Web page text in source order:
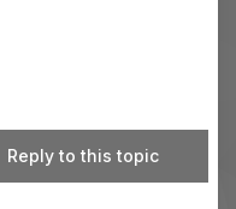
Reply to this topic